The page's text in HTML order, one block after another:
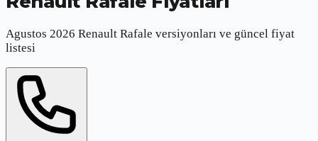
Agustos 2026 Renault Rafale versiyonları ve güncel fiyat
listesi